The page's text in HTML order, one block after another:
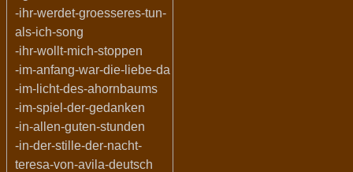
-ihr-werdet-groesseres-tun-
als-ich-song
-ihr-wollt-mich-stoppen
-im-anfang-war-die-liebe-da
-im-licht-des-ahornbaums
-im-spiel-der-gedanken
-in-allen-guten-stunden
-in-der-stille-der-nacht-
teresa-von-avila-deutsch